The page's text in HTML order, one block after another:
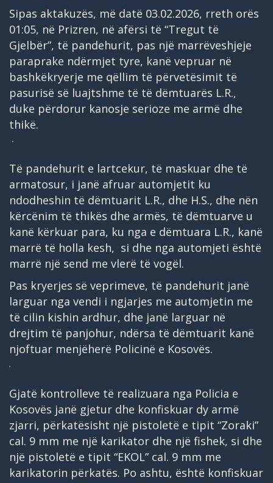
Sipas aktakuzës, më datë 03.02.2026, rreth orës
01:05, në Prizren, në afërsi të “Tregut të
Gjelbër”, të pandehurit, pas një marrëveshjeje
paraprake ndërmjet tyre, kanë vepruar në
bashkëkryerje me qëllim të përvetësimit të
pasurisë së luajtshme të të dëmtuarës L.R.,
duke përdorur kanosje serioze me armë dhe
thikë.
Të pandehurit e lartcekur, të maskuar dhe të
armatosur, i janë afruar automjetit ku
ndodheshin të dëmtuarit L.R., dhe H.S., dhe nën
kërcënim të thikës dhe armës, të dëmtuarve u
kanë kërkuar para, ku nga e dëmtuara L.R., kanë
marrë të holla kesh, si dhe nga automjeti është
marrë një send me vlerë të vogël.
Pas kryerjes së veprimeve, të pandehurit janë
larguar nga vendi i ngjarjes me automjetin me
të cilin kishin ardhur, dhe janë larguar në
drejtim të panjohur, ndërsa të dëmtuarit kanë
njoftuar menjëherë Policinë e Kosovës.
Gjatë kontrolleve të realizuara nga Policia e
Kosovës janë gjetur dhe konfiskuar dy armë
zjarri, përkatësisht një pistoletë e tipit “Zoraki”
cal. 9 mm me një karikator dhe një fishek, si dhe
një pistoletë e tipit “EKOL” cal. 9 mm me
karikatorin përkatës. Po ashtu, është konfiskuar